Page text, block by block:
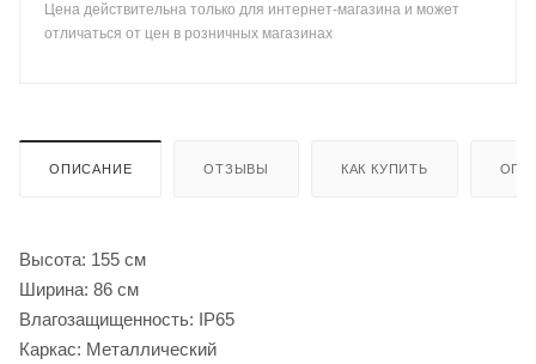
Цена действительна только для интернет-магазина и может
отличаться от цен в розничных магазинах
ОПИСАНИЕ ОТЗЫВЫ КАК КУПИТЬ
Высота: 155 см
Ширина: 86 см
Влагозащищенность: IP65
Каркас: Металлический